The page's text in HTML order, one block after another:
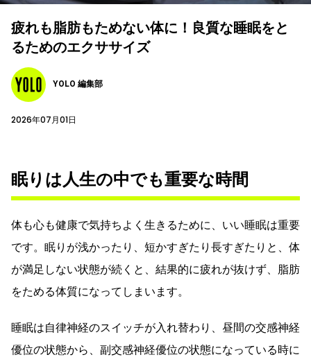
疲れも脂肪もためない体に！良質な睡眠をと
るためのエクササイズ
YOLO 編集部
2026年07月01日
眠りは人生の中でも重要な時間
体も心も健康で気持ちよく生きるために、いい睡眠は重要
です。眠りが浅かったり、短かすぎたり長すぎたりと、体
が満足しない状態が続くと、結果的に疲れが抜けず、脂肪
をためる体質になってしまいます。
睡眠は自律神経のスイッチが入れ替わり、昼間の交感神経
優位の状態から、副交感神経優位の状態になっている時に